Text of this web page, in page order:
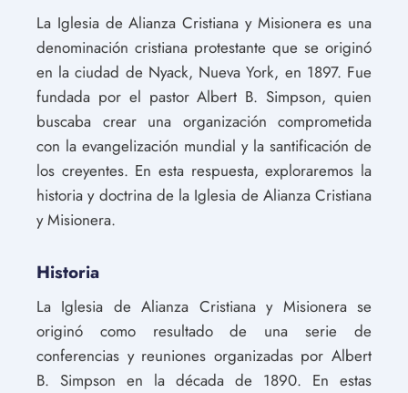
La Iglesia de Alianza Cristiana y Misionera es una
denominación cristiana protestante que se originó
en la ciudad de Nyack, Nueva York, en 1897. Fue
fundada por el pastor Albert B. Simpson, quien
buscaba crear una organización comprometida
con la evangelización mundial y la santificación de
los creyentes. En esta respuesta, exploraremos la
historia y doctrina de la Iglesia de Alianza Cristiana
y Misionera.
Historia
La Iglesia de Alianza Cristiana y Misionera se
originó como resultado de una serie de
conferencias y reuniones organizadas por Albert
B. Simpson en la década de 1890. En estas